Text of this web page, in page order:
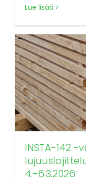
Lue lisää
INSTA-142 -
4.-6.3.2026